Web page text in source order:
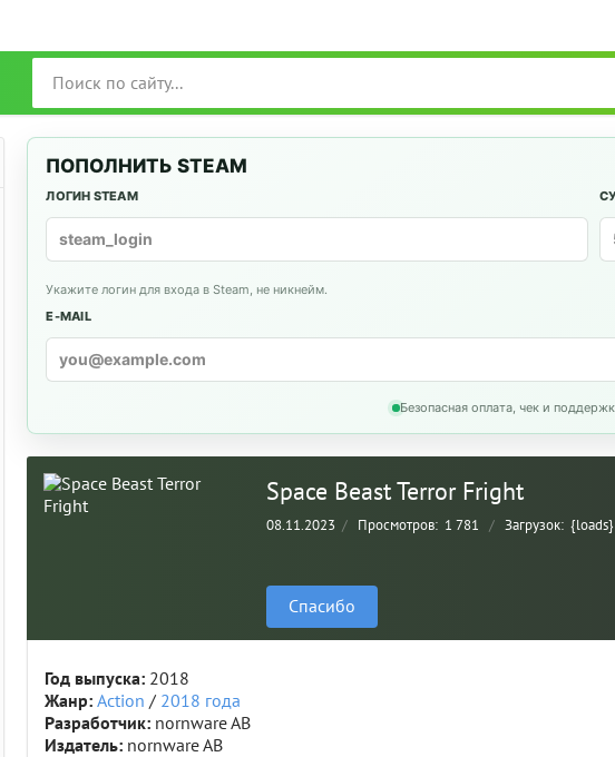
ПОПОЛНИТЬ STEAM
ЛОГИН STEAM
Укажите логин для входа в Steam, не никнейм.
E-MAIL
Безопасная оплата, чек и
Space Beast Terror Fright
08.11.2023 / Просмотров: 1 781 / Загрузок: {loads}
Спасибо
Год выпуска: 2018
Жанр:Action / 2018 года
Разработчик: nornware AB
Издатель: nornware AB